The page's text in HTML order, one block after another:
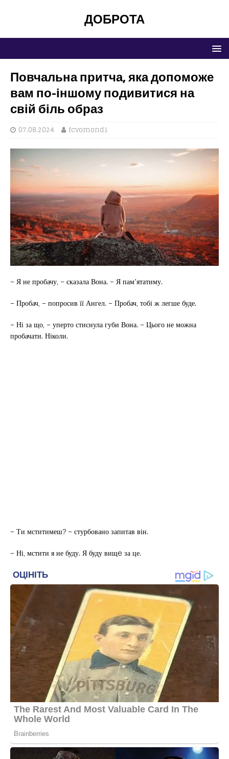
ДОБРОТА
Повчальна притча, яка допоможе
вам по-іншому подивитися на
свій біль образ
07.08.2024 fcvomond1
– Я не пробачу, – сказала Вона. – Я пам’ятатиму.
– Пробач, – попросив її Ангел. – Пробач, тобі ж легше буде.
– Ні за що, – уперто стиснула губи Вона. – Цього не можна
пробачати. Ніколи.
– Ти мститимеш? – стурбовано запитав він.
– Ні, мстити я не буду. Я буду вищe за це.